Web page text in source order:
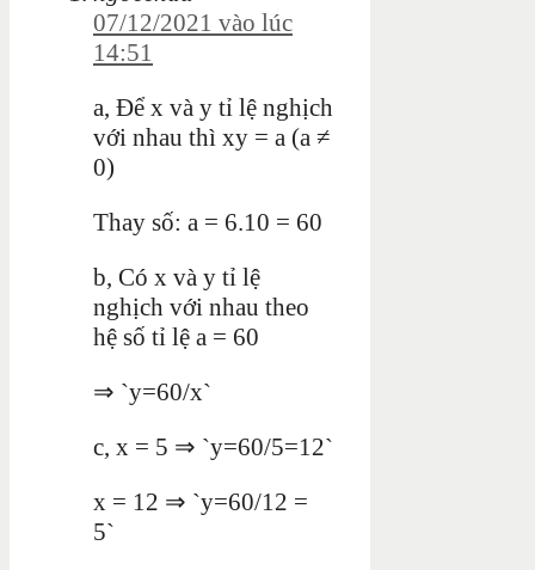
07/12/2021 vào lúc
14:51
a, Để x và y tỉ lệ nghịch
với nhau thì xy = a (a ≠
0)
Thay số: a = 6.10 = 60
b, Có x và y tỉ lệ
nghịch với nhau theo
hệ số tỉ lệ a = 60
⇒ `y=60/x`
c, x = 5 ⇒ `y=60/5=12`
x = 12 ⇒ `y=60/12 =
5`